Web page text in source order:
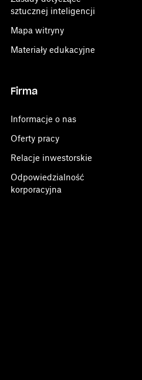
sztucznej inteligencji
Mapa witryny
Materiały edukacyjne
Firma
Informacje o nas
Oferty pracy
Relacje inwestorskie
Odpowiedzialność
korporacyjna